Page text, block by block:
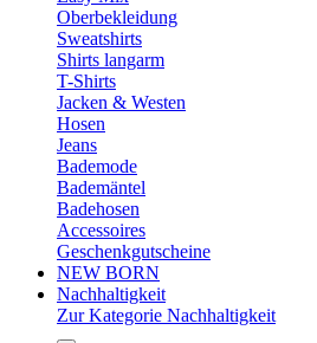
Oberbekleidung
Sweatshirts
Shirts langarm
T-Shirts
Jacken & Westen
Hosen
Jeans
Bademode
Bademäntel
Badehosen
Accessoires
Geschenkgutscheine
NEW BORN
Nachhaltigkeit
Zur Kategorie Nachhaltigkeit